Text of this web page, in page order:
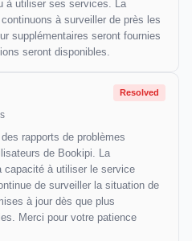
à utiliser ses services. La
à surveiller de près les
supplémentaires seront fournies
seront disponibles.
Resolved
rapports de problèmes
de Bookipi. La
capacité à utiliser le service
de surveiller la situation de
à jour dès que plus
Merci pour votre patience